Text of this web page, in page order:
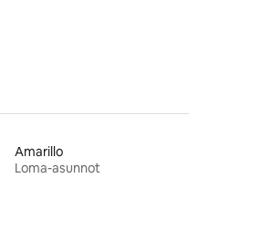
Amarillo
Loma-asunnot